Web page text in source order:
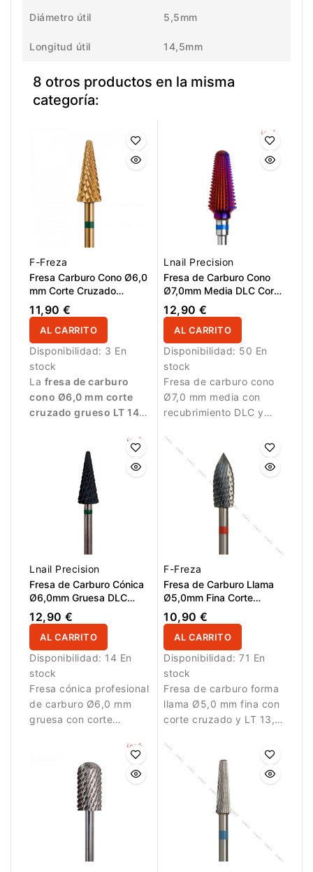
Diámetro útil 5,5mm
Longitud útil 14,5mm
8 otros productos en la misma
categoría:
F-Freza
Fresa Carburo Cono Ø6,0
mm Corte Cruzado
Grueso para Zurdos LT
14,5 mm
11,90 €
AL CARRITO
Disponibilidad: 3 En
stock
La fresa de carburo
cono Ø6,0 mm corte
cruzado grueso LT 14,5
exclusivamente para
personas zurdas
Permite retirar gel,
acrílico, polygel y
semipermanente de
forma rápida y
Lnail Precision
Fresa de Carburo Cono
Ø7,0mm Media DLC Corte
Longitudinal LT 15,0mm
12,90 €
AL CARRITO
Disponibilidad: 50 En
stock
Fresa de carburo cono
Ø7,0 mm media con
recubrimiento DLC y
Diseñada para
eliminación controlada
de material.
Lnail Precision
Fresa de Carburo Cónica
Ø6,0mm Gruesa DLC
Corte Cruzado Super Cut
LT 14,6mm
12,90 €
AL CARRITO
Disponibilidad: 14 En
stock
Fresa cónica profesional
de carburo Ø6,0 mm
gruesa con corte
recubrimiento DLC y AL
14,6 mm. Diseñada para
retirar gel y acrílico de
forma rápida y eficiente
con menor fricción.
F-Freza
Fresa de Carburo Llama
Ø5,0mm Fina Corte
Cruzado LT 13,0mm
10,90 €
AL CARRITO
Disponibilidad: 71 En
stock
Fresa de carburo forma
llama Ø5,0 mm fina con
corte cruzado y LT 13,0
refinamiento preciso.